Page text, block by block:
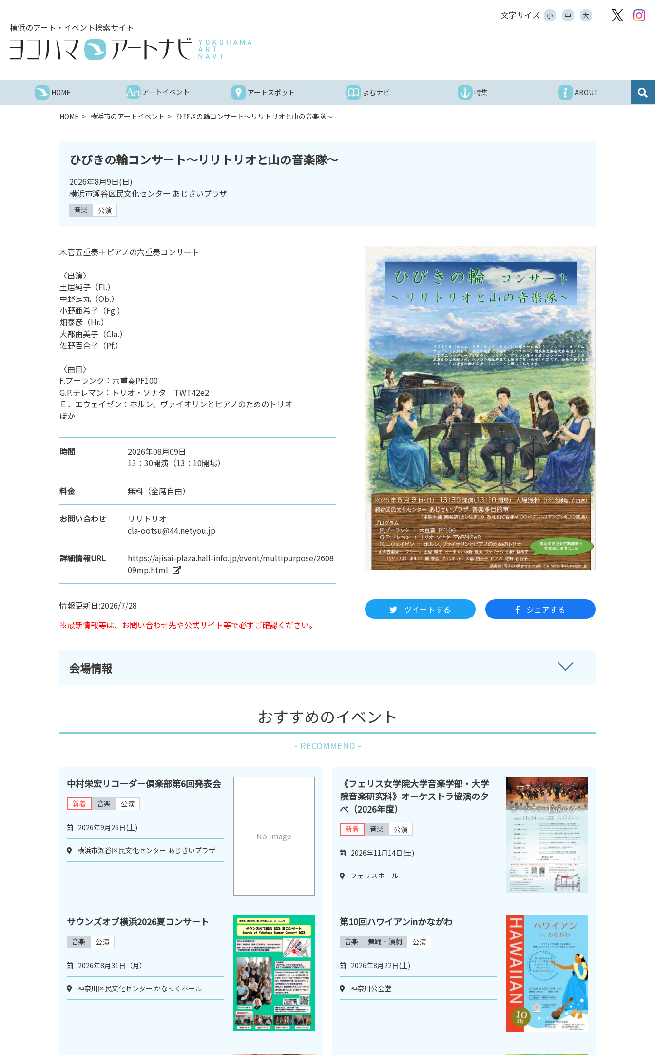
文字サイズ 小 中 大
横浜のアート・イベント検索サイト
HOME アートイベント アートスポット よむナビ 特集 ABOUT
HOME 横浜市のアートイベント ひびきの輪コンサート～リリトリオと山の音楽隊～
ひびきの輪コンサート～リリトリオと山の音楽隊～
2026年8月9日(日)
横浜市瀬谷区民文化センター あじさいプラザ
音楽 公演
ツイートする シェアする
木管五重奏＋ピアノの六重奏コンサート
〈出演〉
土居純子（Fl.）
中野是丸（Ob.）
小野亜希子（Fg.）
畑泰彦（Hr.）
大都由美子（Cla.）
佐野百合子（Pf.）
〈曲目〉
F.プーランク：六重奏PF100
G.P.テレマン：トリオ・ソナタ TWT42e2
Ｅ．エウェイゼン：ホルン、ヴァイオリンとピアノのためのトリオ
ほか
時間
2026年08月09日
13：30開演（13：10開場）
料金 無料（全席自由）
お問い合わせ
リリトリオ
cla-ootsu@44.netyou.jp
詳細情報URL
https://ajisai-plaza.hall-info.jp/event/multipurpose/2608
09mp.html
情報更新日:2026/7/28
※最新情報等は、お問い合わせ先や公式サイト等で必ずご確認ください。
会場情報
おすすめのイベント
RECOMMEND
No Image
中村栄宏リコーダー倶楽部第6回発表会
新着 音楽 公演
2026年9月26日(土)
横浜市瀬谷区民文化センター あじさいプラザ
《フェリス女学院大学音楽学部・大学
院音楽研究科》オーケストラ協演の夕
べ（2026年度）
新着 音楽 公演
2026年11月14日(土)
フェリスホール
サウンズオブ横浜2026夏コンサート
音楽 公演
2026年8月31日（月）
神奈川区民文化センター かなっくホール
第10回ハワイアンinかながわ
音楽 舞踊・演劇 公演
2026年8月22日(土)
神奈川公会堂